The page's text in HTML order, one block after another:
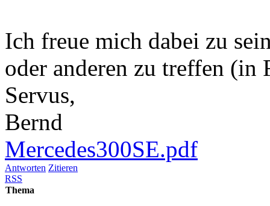
Ich freue mich dabei zu
oder anderen zu treffen (in
Servus,
Bernd
Mercedes300SE.pdf
Antworten Zitieren
RSS
Thema